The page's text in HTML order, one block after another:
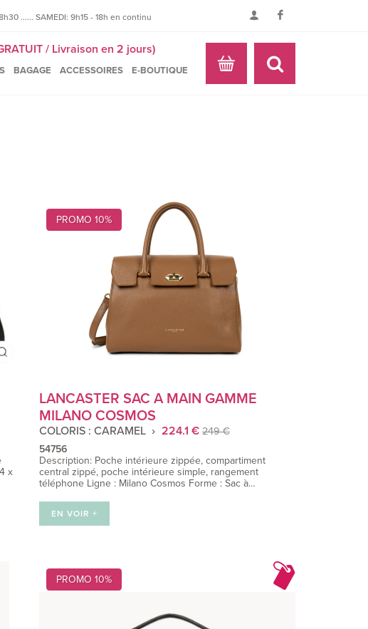
...... SAMEDI: 9h15 - 18h en continu
/ Livraison en 2 jours)
BAGAGE ACCESSOIRES E-BOUTIQUE
x
PROMO 10%
LANCASTER SAC A MAIN GAMME
MILANO COSMOS
COLORIS : CARAMEL 224.1 € 249 €
54756
Description: Poche intérieure zippée, compartiment
central zippé, poche intérieure simple, rangement
téléphone Ligne : Milano Cosmos Forme : Sac à…
EN VOIR +
PROMO 10%